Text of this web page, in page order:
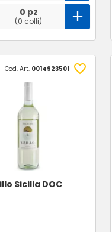
0 pz
(0 colli)
Cod. Art. 0014923501
Sicilia DOC